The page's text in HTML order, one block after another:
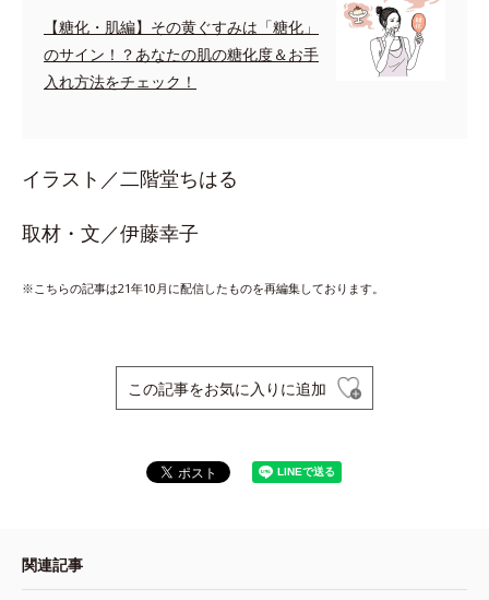
【糖化・肌編】その黄ぐすみは「糖化」
のサイン！？あなたの肌の糖化度＆お手
入れ方法をチェック！
イラスト／二階堂ちはる
取材・文／伊藤幸子
※こちらの記事は21年10月に配信したものを再編集しております。
この記事をお気に入りに追加
関連記事